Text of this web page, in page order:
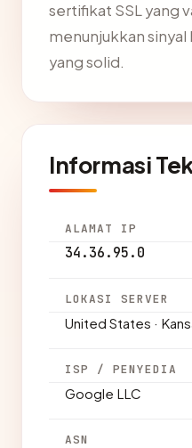
sertifikat SSL yang
menunjukkan
yang solid.
Informasi
ALAMAT IP
34.36.95.0
LOKASI SERVER
United States ·
ISP / PENYEDIA
Google LLC
ASN